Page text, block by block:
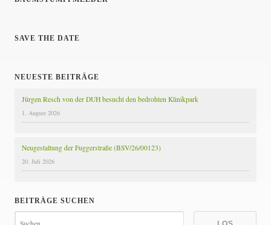
u
r
u
n
g
SAVE THE DATE
NEUESTE BEITRÄGE
Jürgen Resch von der DUH besucht den bedrohten Klinikpark
1. August 2026
Neugestaltung der Fuggerstraße (BSV/26/00123)
20. Juli 2026
BEITRÄGE SUCHEN